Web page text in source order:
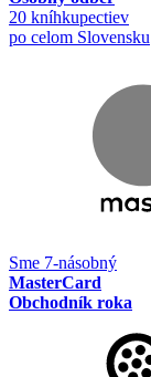
20 kníhkupectiev
po celom Slovensku
Sme 7-násobný
MasterCard
Obchodník roka